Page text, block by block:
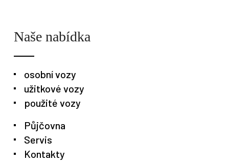
Naše nabídka
osobní vozy
užitkové vozy
použité vozy
Půjčovna
Servis
Kontakty
Osobní vozy